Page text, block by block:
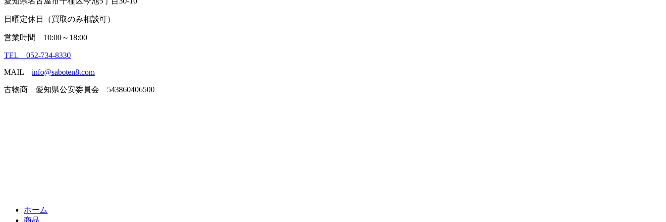
日曜定休日（買取のみ相談可）
営業時間 10:00～18:00
TEL 052-734-8330
MAIL info@saboten8.com
古物商 愛知県公安委員会 543860406500
ホーム
商品